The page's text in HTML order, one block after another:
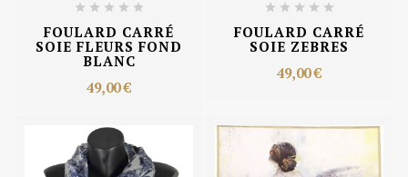
    
FOULARD CARRÉ
SOIE FLEURS FOND
BLANC
49,00 €
    
FOULARD CARRÉ
SOIE ZEBRES
49,00 €